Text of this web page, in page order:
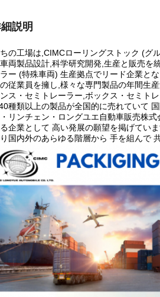
説明
の工場は,CIMCローリングストック (グ
両製品設計,科学研究開発,生産と販売を
ー (特殊車両) 生産拠点でリード企業と
従業員を擁し,様々な専門製品の年間生
ス・セミトレーラー,ボックス・セミト
種類以上の製品が全国的に売れていて
リンチェン・ロングユエ自動車販売株
企業として 高い発展の願望を掲げてい
国内外のあらゆる階層から 手を組んで